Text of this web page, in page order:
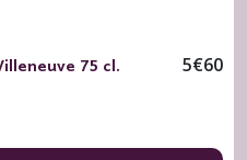
75 cl. 5€60